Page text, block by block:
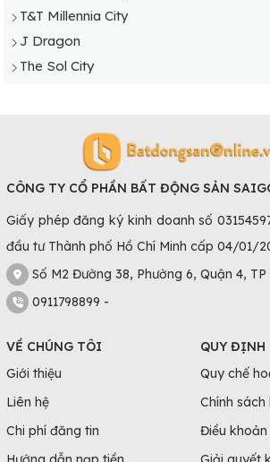
T&T Millennia City
J Dragon
The Sol City
CÔNG TY CỔ PHẦN BẤT ĐỘNG SẢN
Giấy phép đăng ký kinh doanh số
đầu tư Thành phố Hồ Chí Minh cấp 04/01/
Số M2 Đường 38, Phường 6, Quận 4, TP
0911798899 -
VỀ CHÚNG TÔI
Giới thiệu
Liên hệ
Chi phí đăng tin
QUY ĐỊNH
Quy chế
Chính
Điều khoản